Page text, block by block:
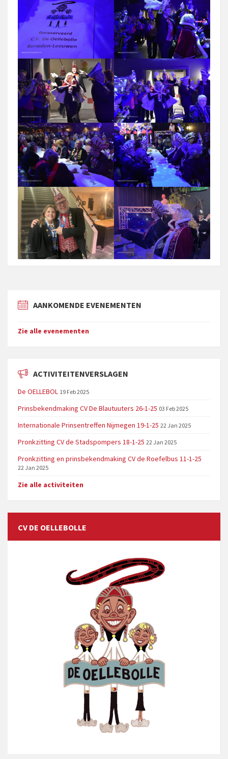
AANKOMENDE EVENEMENTEN
Zie alle evenementen
ACTIVITEITENVERSLAGEN
De OELLEBOL 19 Feb 2025
Prinsbekendmaking CV De Blautuuters 26-1-25 03 Feb 2025
Internationale Prinsentreffen Nijmegen 19-1-25 22 Jan 2025
Pronkzitting CV de Stadspompers 18-1-25 22 Jan 2025
Pronkzitting en prinsbekendmaking CV de Roefelbus 11-1-25
22 Jan 2025
Zie alle activiteiten
CV DE OELLEBOLLE